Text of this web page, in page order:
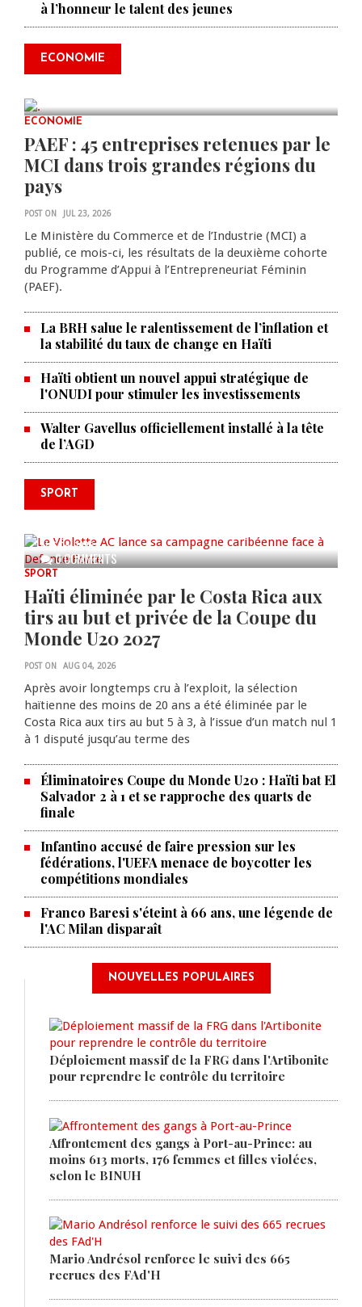
à l’honneur le talent des jeunes
ECONOMIE
0 COMMENTS
Produire le savoir pour
transformer Haïti : BRH lance la
2ᵉ édition de ses Journées
scientifiques
ECONOMIE
PAEF : 45 entreprises retenues par le
MCI dans trois grandes régions du
pays
POST ON JUL 23, 2026
Le Ministère du Commerce et de l’Industrie (MCI) a
publié, ce mois-ci, les résultats de la deuxième cohorte
du Programme d’Appui à l’Entrepreneuriat Féminin
(PAEF).
La BRH salue le ralentissement de l’inflation et
la stabilité du taux de change en Haïti
Haïti obtient un nouvel appui stratégique de
l'ONUDI pour stimuler les investissements
Walter Gavellus officiellement installé à la tête
de l’AGD
SPORT
0 COMMENTS
Le Violette AC lance sa campagne
AUG 04, 2026
SPORT
Haïti éliminée par le Costa Rica aux
tirs au but et privée de la Coupe du
Monde U20 2027
POST ON AUG 04, 2026
Après avoir longtemps cru à l’exploit, la sélection
haïtienne des moins de 20 ans a été éliminée par le
Costa Rica aux tirs au but 5 à 3, à l’issue d’un match nul 1
à 1 disputé jusqu’au terme des
Éliminatoires Coupe du Monde U20 : Haïti bat El
Salvador 2 à 1 et se rapproche des quarts de
finale
Infantino accusé de faire pression sur les
fédérations, l'UEFA menace de boycotter les
compétitions mondiales
Franco Baresi s'éteint à 66 ans, une légende de
l'AC Milan disparaît
NOUVELLES POPULAIRES
Déploiement massif de la FRG dans l'Artibonite
pour reprendre le contrôle du territoire
Affrontement des gangs à Port-au-Prince: au
moins 613 morts, 176 femmes et filles violées,
selon le BINUH
Mario Andrésol renforce le suivi des 665
recrues des FAd'H